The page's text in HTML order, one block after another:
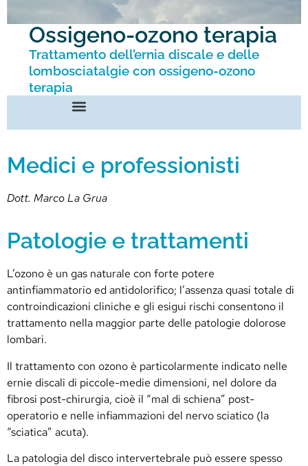
Trattamento dell’ernia discale e delle
lombosciatalgie con ossigeno-ozono
terapia
Ossigeno-ozono terapia
Medici e professionisti
Dott. Marco La Grua
Patologie e trattamenti
L’ozono è un gas naturale con forte potere
antinfiammatorio ed antidolorifico; l’assenza quasi totale di
controindicazioni cliniche e gli esigui rischi consentono il
trattamento nella maggior parte delle patologie dolorose
lombari.
Il trattamento con ozono è particolarmente indicato nelle
ernie discali di piccole-medie dimensioni, nel dolore da
fibrosi post-chirurgia, cioè il “mal di schiena” post-
operatorio e nelle infiammazioni del nervo sciatico (la
“sciatica” acuta).
La patologia del disco intervertebrale può essere spesso